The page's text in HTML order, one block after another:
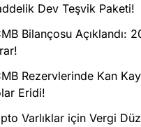
Dev Teşvik Paketi!
Bilançosu Açıklandı:
Rezervlerinde Kan
Eridi!
Varlıklar için Vergi